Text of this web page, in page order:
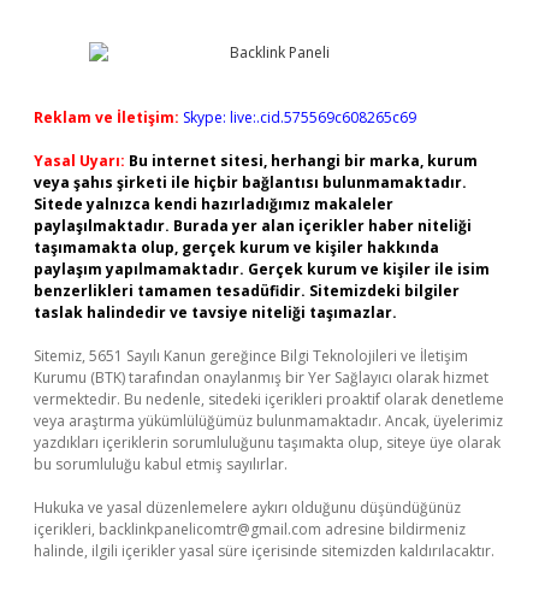
Reklam ve İletişim: Skype: live:.cid.575569c608265c69
Yasal Uyarı: Bu internet sitesi, herhangi bir marka, kurum
veya şahıs şirketi ile hiçbir bağlantısı bulunmamaktadır.
Sitede yalnızca kendi hazırladığımız makaleler
paylaşılmaktadır. Burada yer alan içerikler haber niteliği
taşımamakta olup, gerçek kurum ve kişiler hakkında
paylaşım yapılmamaktadır. Gerçek kurum ve kişiler ile isim
benzerlikleri tamamen tesadüfidir. Sitemizdeki bilgiler
taslak halindedir ve tavsiye niteliği taşımazlar.
Sitemiz, 5651 Sayılı Kanun gereğince Bilgi Teknolojileri ve İletişim
Kurumu (BTK) tarafından onaylanmış bir Yer Sağlayıcı olarak hizmet
vermektedir. Bu nedenle, sitedeki içerikleri proaktif olarak denetleme
veya araştırma yükümlülüğümüz bulunmamaktadır. Ancak, üyelerimiz
yazdıkları içeriklerin sorumluluğunu taşımakta olup, siteye üye olarak
bu sorumluluğu kabul etmiş sayılırlar.
Hukuka ve yasal düzenlemelere aykırı olduğunu düşündüğünüz
içerikleri, backlinkpanelicomtr@gmail.com adresine bildirmeniz
halinde, ilgili içerikler yasal süre içerisinde sitemizden kaldırılacaktır.